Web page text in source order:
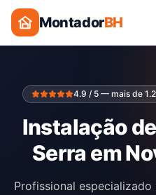
MontadorBH
4.9 / 5 — mais de
Instalação
Serra em
Profissional